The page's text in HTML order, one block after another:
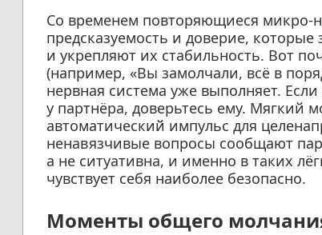
Со временем повторяющиеся
предсказуемость и доверие,
и укрепляют их стабильность. Вот
(например, «Вы замолчали, всё в
нервная система уже выполняет.
у партнёра, доверьтесь ему. Мягкий
автоматический импульс для
ненавязчивые вопросы сообщают
а не ситуативна, и именно в таких
чувствует себя наиболее безопасно.
Моменты общего